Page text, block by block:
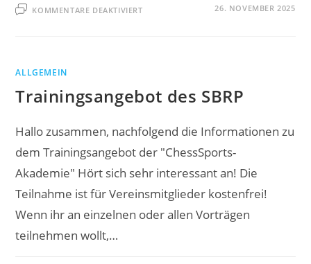
KOMMENTARE DEAKTIVIERTFÜR 26. NOVEMBER 2025
ALLGEMEIN
Trainingsangebot des SBRP
Hallo zusammen, nachfolgend die Informationen zu
dem Trainingsangebot der "ChessSports-
Akademie" Hört sich sehr interessant an! Die
Teilnahme ist für Vereinsmitglieder kostenfrei!
Wenn ihr an einzelnen oder allen Vorträgen
teilnehmen wollt,…